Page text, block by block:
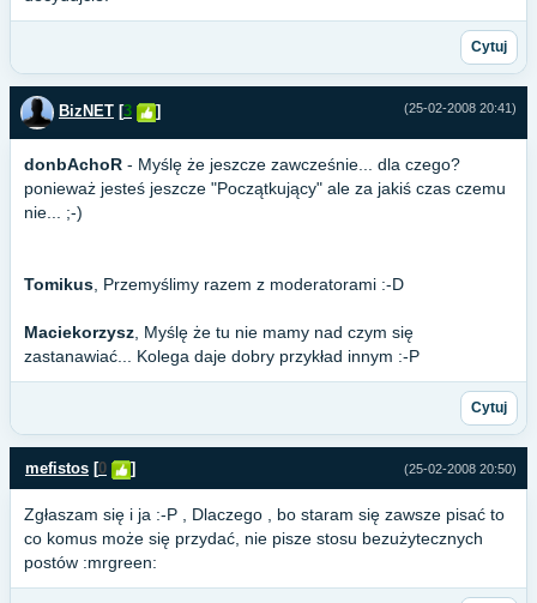
Cytuj
(25-02-2008 20:41)
BizNET [3 ]
donbAchoR - Myślę że jeszcze zawcześnie... dla czego?
ponieważ jesteś jeszcze "Początkujący" ale za jakiś czas czemu
nie... ;-)
Tomikus, Przemyślimy razem z moderatorami :-D
Maciekorzysz, Myślę że tu nie mamy nad czym się
zastanawiać... Kolega daje dobry przykład innym :-P
Cytuj
(25-02-2008 20:50)
mefistos [0 ]
Zgłaszam się i ja :-P , Dlaczego , bo staram się zawsze pisać to
co komus może się przydać, nie pisze stosu bezużytecznych
postów :mrgreen: